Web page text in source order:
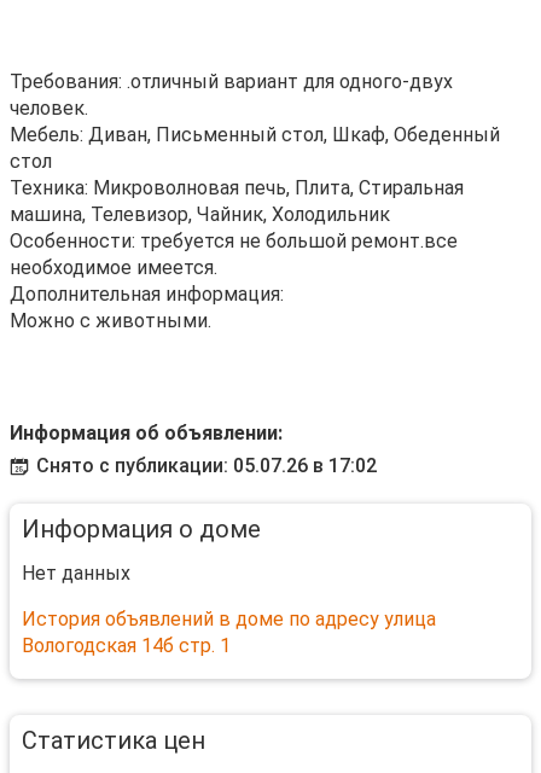
Требования: .отличный вариант для одного-двух
человек.
Мебель: Диван, Письменный стол, Шкаф, Обеденный
стол
Техника: Микроволновая печь, Плита, Стиральная
машина, Телевизор, Чайник, Холодильник
Особенности: требуется не большой ремонт.все
необходимое имеется.
Дополнительная информация:
Можно с животными.
Информация об объявлении:
Снято с публикации: 05.07.26 в 17:02
Информация о доме
Нет данных
История объявлений в доме по адресу улица
Вологодская 14б стр. 1
Статистика цен